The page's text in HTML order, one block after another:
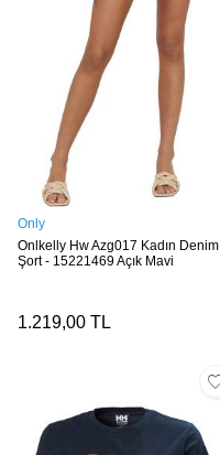
Only
Onlkelly Hw Azg017 Kadın Denim
Şort - 15221469 Açık Mavi
1.219,00 TL